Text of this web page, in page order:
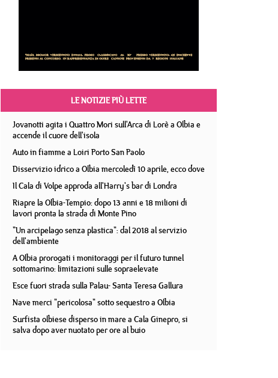
LE NOTIZIE PIÙ LETTE
Jovanotti agita i Quattro Mori sull'Arca di Lorè a Olbia e
accende il cuore dell'isola
Auto in fiamme a Loiri Porto San Paolo
Disservizio idrico a Olbia mercoledì 10 aprile, ecco dove
Il Cala di Volpe approda all'Harry's bar di Londra
Riapre la Olbia-Tempio: dopo 13 anni e 18 milioni di
lavori pronta la strada di Monte Pino
"Un arcipelago senza plastica": dal 2018 al servizio
dell'ambiente
A Olbia prorogati i monitoraggi per il futuro tunnel
sottomarino: limitazioni sulle sopraelevate
Esce fuori strada sulla Palau- Santa Teresa Gallura
Nave merci "pericolosa" sotto sequestro a Olbia
Surfista olbiese disperso in mare a Cala Ginepro, si
salva dopo aver nuotato per ore al buio